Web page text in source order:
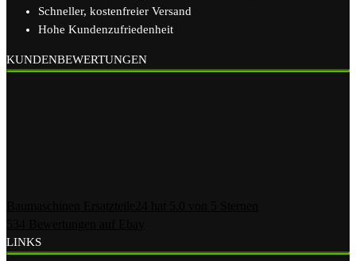
Schneller, kostenfreier Versand
Hohe Kundenzufriedenheit
KUNDENBEWERTUNGEN
LINKS